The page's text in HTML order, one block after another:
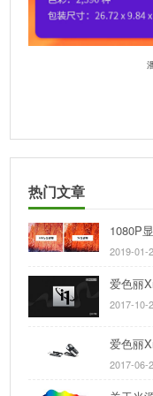
热门文章
1080P
2019-01-
爱色丽
2017-10-
爱色丽
2017-06-